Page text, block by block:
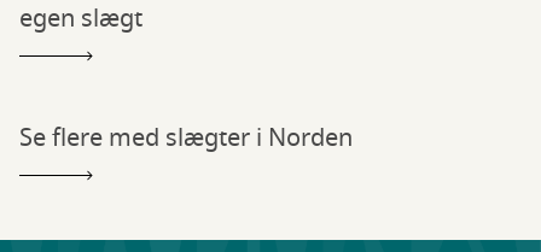
egen slægt
Se flere med slægter i Norden